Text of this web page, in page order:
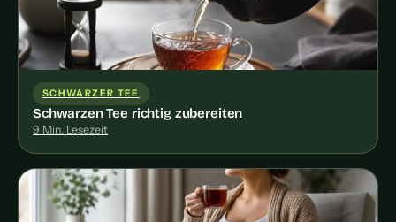
SCHWARZER TEE
Schwarzen Tee richtig zubereiten
9 Min. Lesezeit